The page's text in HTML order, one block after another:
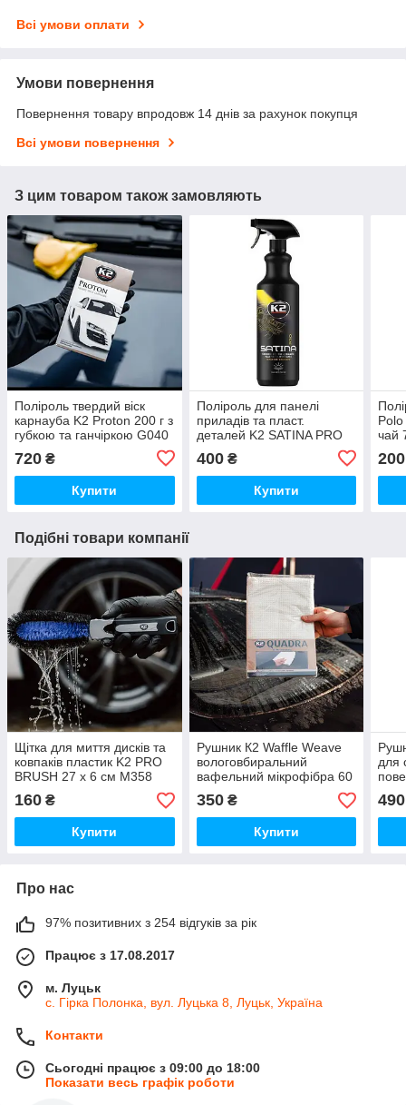
Всі умови оплати
Умови повернення
Повернення товару впродовж 14 днів за рахунок покупця
Всі умови повернення
З цим товаром також замовляють
Поліроль твердий віск
карнауба K2 Proton 200 г з
губкою та ганчіркою G040
720 ₴
Купити
Поліроль для панелі
приладів та пласт.
деталей K2 SATINA PRO
D50111
400₴
Купити
чай
200
Подібні товари компанії
Щітка для миття дисків та
ковпаків пластик K2 PRO
BRUSH 27 х 6 см M358
160 ₴
Купити
Рушник К2 Waffle Weave
вологовбиральний
вафельний мікрофібра 60
см х 90 см M436
350₴
Купити
для
x
490
Про нас
97% позитивних з 254 відгуків за рік
Працює з 17.08.2017
м. Луцьк
с. Гірка Полонка, вул. Луцька 8, Луцьк, Україна
Контакти
Сьогодні працює з 09:00 до 18:00
Показати весь графік роботи